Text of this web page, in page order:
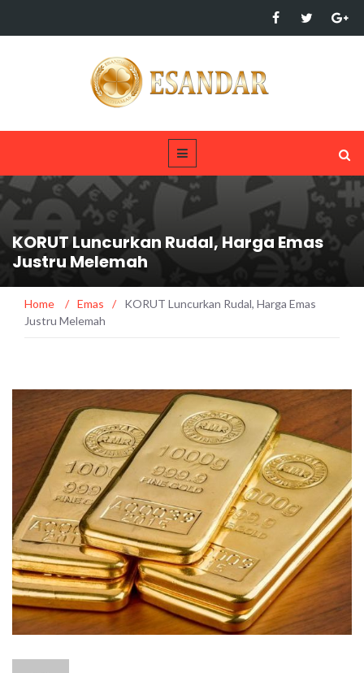
KORUT Luncurkan Rudal, Harga Emas
Justru Melemah
Home / Emas /
KORUT Luncurkan Rudal, Harga Emas
Justru Melemah